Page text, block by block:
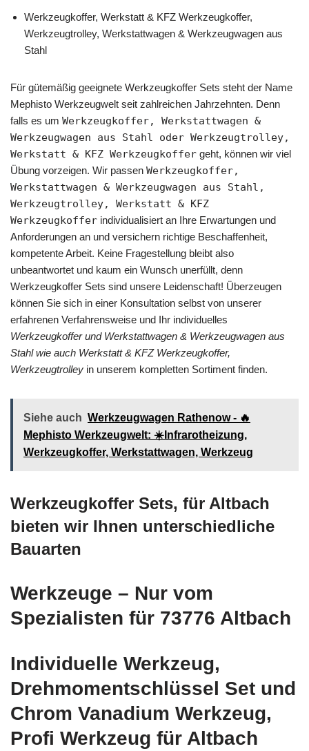
Werkzeugkoffer, Werkstatt & KFZ Werkzeugkoffer,
Werkzeugtrolley, Werkstattwagen & Werkzeugwagen aus
Stahl
Für gütemäßig geeignete Werkzeugkoffer Sets steht der Name
Mephisto Werkzeugwelt seit zahlreichen Jahrzehnten. Denn
falls es um Werkzeugkoffer, Werkstattwagen &
Werkzeugwagen aus Stahl oder Werkzeugtrolley,
Werkstatt & KFZ Werkzeugkoffer geht, können wir viel
Übung vorzeigen. Wir passen Werkzeugkoffer,
Werkstattwagen & Werkzeugwagen aus Stahl,
Werkzeugtrolley, Werkstatt & KFZ
Werkzeugkoffer individualisiert an Ihre Erwartungen und
Anforderungen an und versichern richtige Beschaffenheit,
kompetente Arbeit. Keine Fragestellung bleibt also
unbeantwortet und kaum ein Wunsch unerfüllt, denn
Werkzeugkoffer Sets sind unsere Leidenschaft! Überzeugen
können Sie sich in einer Konsultation selbst von unserer
erfahrenen Verfahrensweise und Ihr individuelles
Werkzeugkoffer und Werkstattwagen & Werkzeugwagen aus
Stahl wie auch Werkstatt & KFZ Werkzeugkoffer,
Werkzeugtrolley in unserem kompletten Sortiment finden.
Siehe auch Werkzeugwagen Rathenow - 🔥
Mephisto Werkzeugwelt: ☀️Infrarotheizung,
Werkzeugkoffer, Werkstattwagen, Werkzeug
Werkzeugkoffer Sets, für Altbach
bieten wir Ihnen unterschiedliche
Bauarten
Werkzeuge – Nur vom
Spezialisten für 73776 Altbach
Individuelle Werkzeug,
Drehmomentschlüssel Set und
Chrom Vanadium Werkzeug,
Profi Werkzeug für Altbach